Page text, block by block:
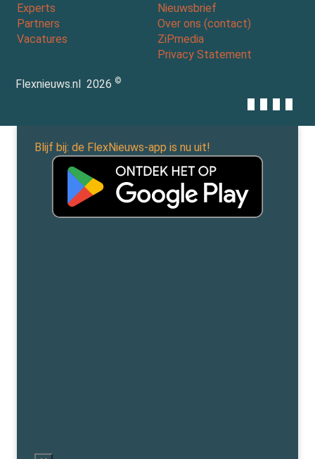
Experts
Partners
Vacatures
Nieuwsbrief
Over ons (contact)
ZiPmedia
Privacy Statement
Flexnieuws.nl 2026 ©
Blijf bij: de FlexNieuws-app is nu uit!